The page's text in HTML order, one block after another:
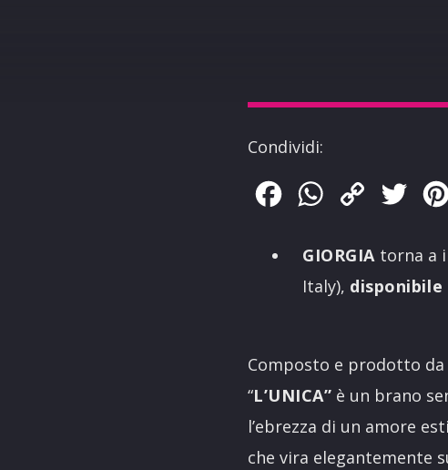
Condividi:
FacebookWhatsApp
Copy
GIORGIAtorna a
Italy),
Composto e prodotto da
“L’UNICA” è un brano
l’ebrezza di un amore
che vira elegantemente